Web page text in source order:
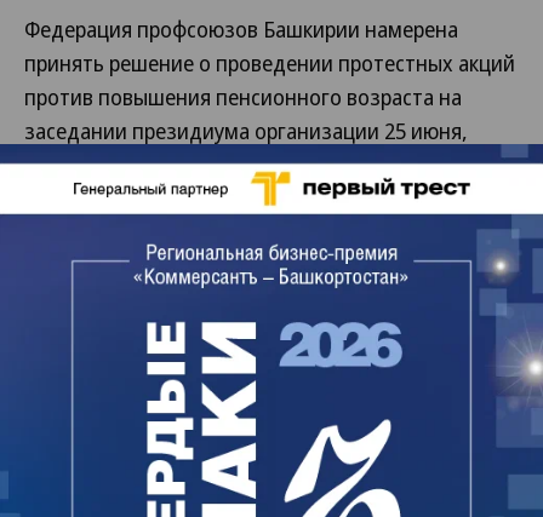
Федерация профсоюзов Башкирии намерена
принять решение о проведении протестных акций
против повышения пенсионного возраста на
заседании президиума организации 25 июня,
сообщили «Ъ-Уфа» в федерации. Сегодня на
заседании координационного совета профсоюзов
рекомендовано определить сроки и порядок
Кроме того, от федерации спикеру Курултая
республики Константину Толкачеву и депутатам
регионального парламента направлено
обращение с требованием дать отрицательный
отзыв на этот законопроект.